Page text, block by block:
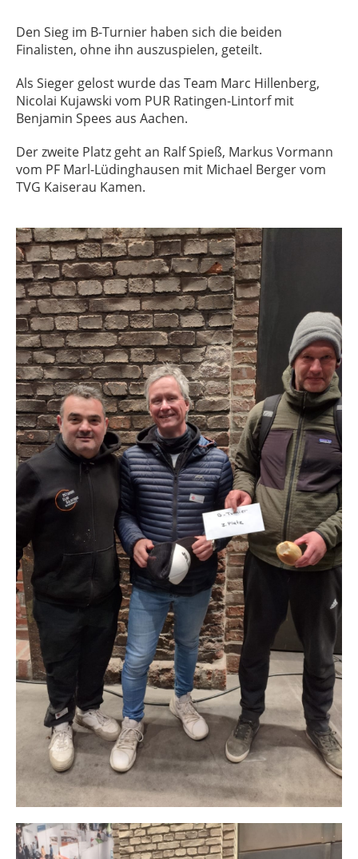
Den Sieg im B-Turnier haben sich die beiden
Finalisten, ohne ihn auszuspielen, geteilt.
Als Sieger gelost wurde das Team Marc Hillenberg,
Nicolai Kujawski vom PUR Ratingen-Lintorf mit
Benjamin Spees aus Aachen.
Der zweite Platz geht an Ralf Spieß, Markus Vormann
vom PF Marl-Lüdinghausen mit Michael Berger vom
TVG Kaiserau Kamen.